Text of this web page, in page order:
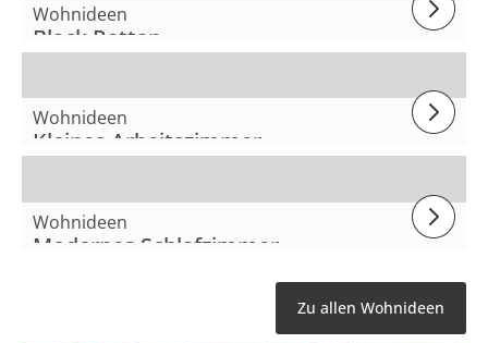
Wohnideen
Black Rattan
Wohnideen
Kleines Arbeitszimmer
Wohnideen
Modernes Schlafzimmer
Zu allen Wohnideen